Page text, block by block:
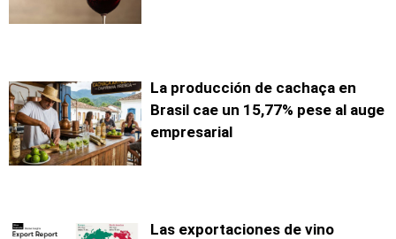
La producción de cachaça en
Brasil cae un 15,77% pese al auge
empresarial
Las exportaciones de vino